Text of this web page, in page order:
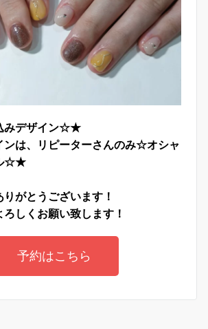
みデザイン☆★
ンは、リピーターさんのみ☆オシャ
☆★
がとうございます！
しくお願い致します！
予約はこちら